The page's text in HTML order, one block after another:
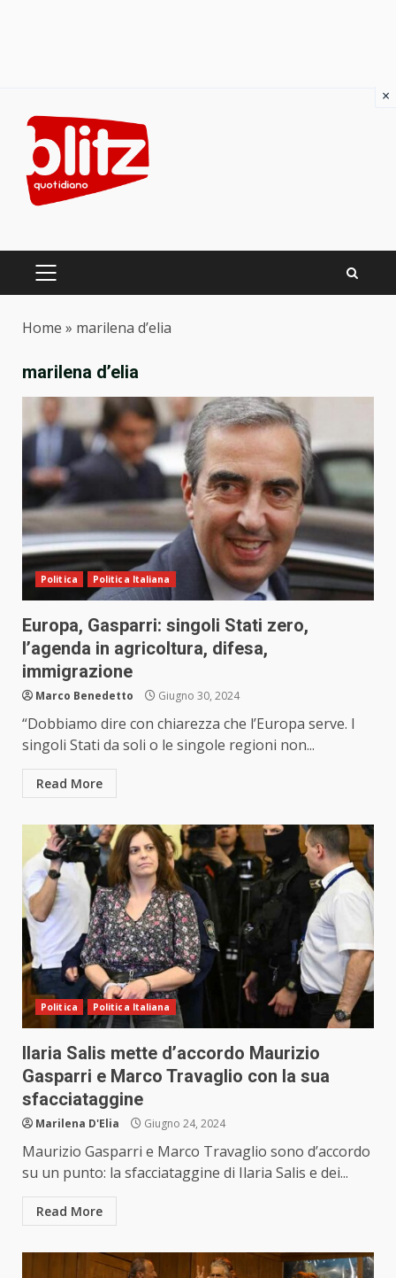
content
PRIMARY
Home » marilena d’elia
marilena d’elia
Politica Politica Italiana
Europa, Gasparri: singoli Stati zero,
l’agenda in agricoltura, difesa,
immigrazione
Marco Benedetto Giugno 30, 2024
“Dobbiamo dire con chiarezza che l’Europa serve. I
singoli Stati da soli o le singole regioni non...
Read More
Politica Politica Italiana
Ilaria Salis mette d’accordo Maurizio
Gasparri e Marco Travaglio con la sua
sfacciataggine
Marilena D'Elia Giugno 24, 2024
Maurizio Gasparri e Marco Travaglio sono d’accordo
su un punto: la sfacciataggine di Ilaria Salis e dei...
Read More
×